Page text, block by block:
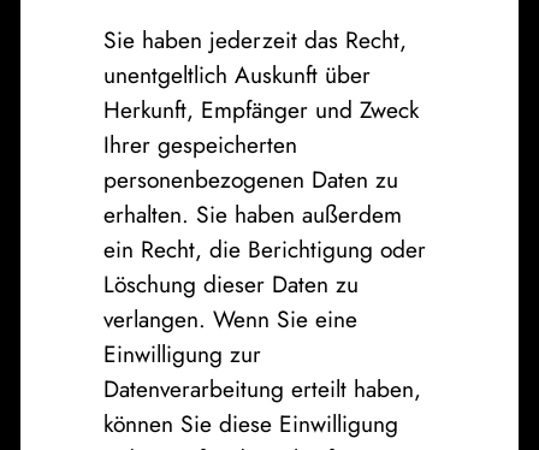
Sie haben jederzeit das Recht,
unentgeltlich Auskunft über
Herkunft, Empfänger und Zweck
Ihrer gespeicherten
personenbezogenen Daten zu
erhalten. Sie haben außerdem
ein Recht, die Berichtigung oder
Löschung dieser Daten zu
verlangen. Wenn Sie eine
Einwilligung zur
Datenverarbeitung erteilt haben,
können Sie diese Einwilligung